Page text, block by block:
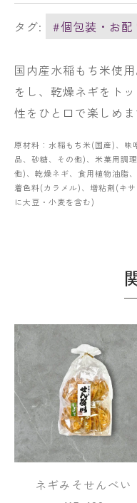
タグ: #個包装・お配
国内産水稲もち米使
をし、乾燥ネギをト
性をひと口で楽しめま
原材料：水稲もち米(国産)、味
品、砂糖、その他)、米菓用調
他)、乾燥ネギ、食用植物油脂
着色料(カラメル)、増粘剤(キ
に大豆・小麦を含む)
ネギみそせんべい